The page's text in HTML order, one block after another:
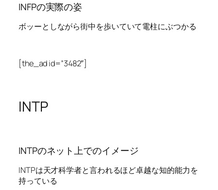
INFPの実際の姿
ボッーとしながら街中を歩いていて電柱にぶつかる
[the_ad id=”3482″]
INTP
INTPのネット上でのイメージ
INTPは天才科学者と言われるほど卓越な知的能力を
持っている